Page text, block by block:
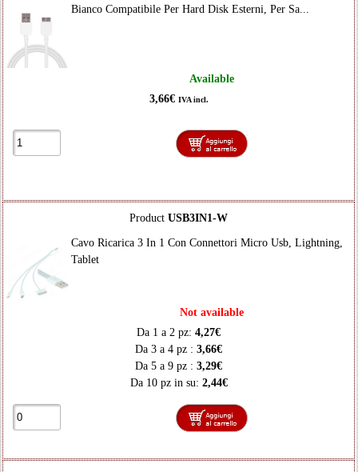
Bianco Compatibile Per Hard Disk Esterni, Per Sa...
Available
3,66€ IVA incl.
Product USB3IN1-W
Cavo Ricarica 3 In 1 Con Connettori Micro Usb, Lightning,
Tablet
Not available
Da 1 a 2 pz: 4,27€
Da 3 a 4 pz : 3,66€
Da 5 a 9 pz : 3,29€
Da 10 pz in su: 2,44€